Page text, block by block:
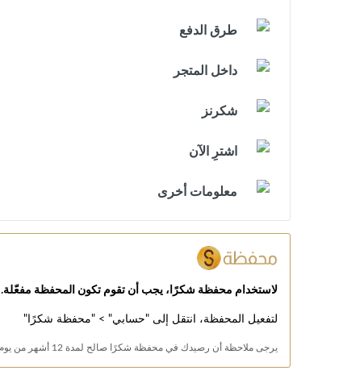
طرق الدفع
داخل المتجر
شكرنز
اشترِ الآن
معلومات أخرى
لاستخدام محفظة شكرًا، يجب أن تقوم تكون المحفظة مفعّلة.
لتفعيل المحفظة، انتقل إلى "حسابي" > "محفظة شكرًا"
يرجى ملاحظة أن رصيدك في محفظة شكرًا صالح لمدة 12 أشهر من يوم إرجاع الرصيد.